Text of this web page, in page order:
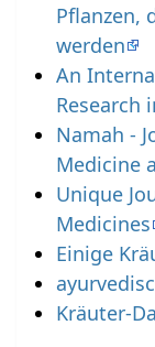
Pflanzen,
werden
An
Research
Namah -
Medicine
Unique
Medicines
Einige
Kräuter-